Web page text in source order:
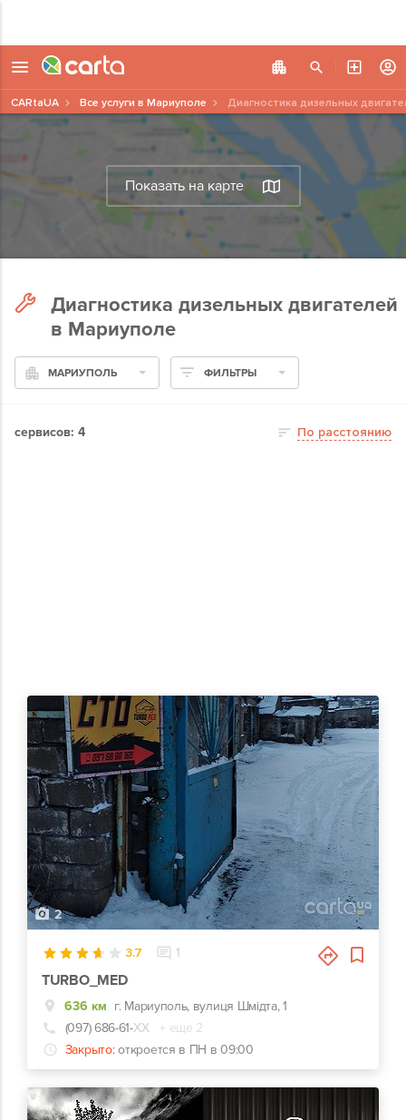
Показать на карте
CARtaUA Все услуги в Мариуполе Диагностика дизельных
Диагностика дизельных двигателей
в Мариуполе
МАРИУПОЛЬ ФИЛЬТРЫ
сервисов: 4 По расстоянию
2
3.7 1
TURBO_MED
636 км г. Мариуполь, вулиця Шмідта, 1
(097) 686-61-ХХ
+ еще 2
Закрыто: откроется в ПН в 09:00